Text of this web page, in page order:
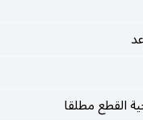
وقطع مستند الى
مع القطع على